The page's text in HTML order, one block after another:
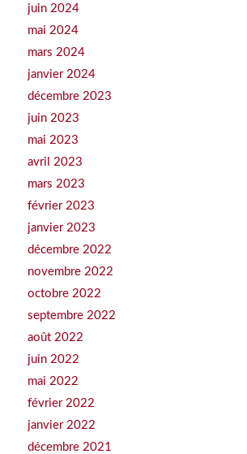
juin 2024
mai 2024
mars 2024
janvier 2024
décembre 2023
juin 2023
mai 2023
avril 2023
mars 2023
février 2023
janvier 2023
décembre 2022
novembre 2022
octobre 2022
septembre 2022
août 2022
juin 2022
mai 2022
février 2022
janvier 2022
décembre 2021